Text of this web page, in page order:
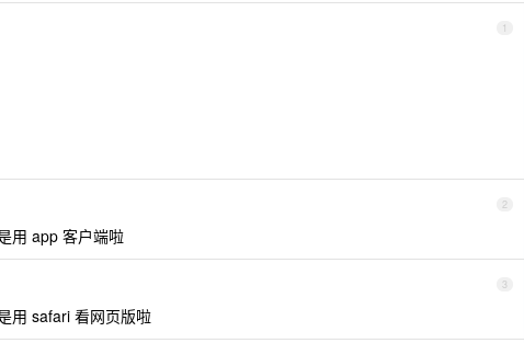
1
2
用 app 客户端啦
3
用 safari 看网页版啦